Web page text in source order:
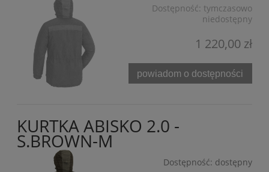
Dostępność: tymczasowo
niedostępny
1 220,00 zł
powiadom o dostępności
KURTKA ABISKO 2.0 -
S.BROWN-M
Dostępność: dostępny